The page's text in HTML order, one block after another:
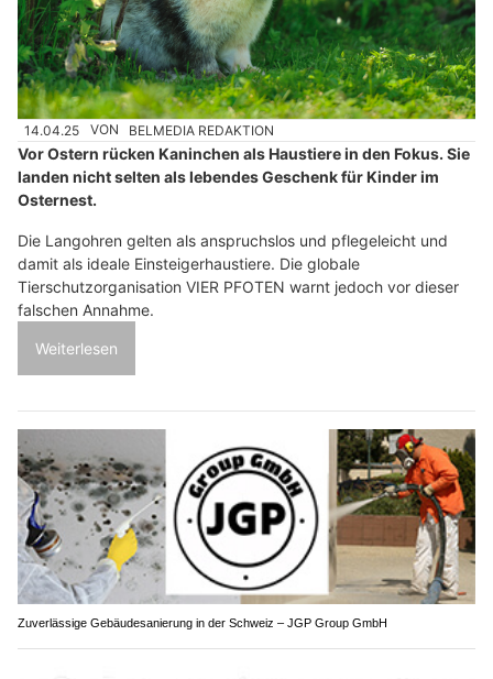
14.04.25 VON BELMEDIA REDAKTION
Vor Ostern rücken Kaninchen als Haustiere in den Fokus. Sie
landen nicht selten als lebendes Geschenk für Kinder im
Osternest.
Die Langohren gelten als anspruchslos und pflegeleicht und
damit als ideale Einsteigerhaustiere. Die globale
Tierschutzorganisation VIER PFOTEN warnt jedoch vor dieser
falschen Annahme.
Weiterlesen
Zuverlässige Gebäudesanierung in der Schweiz – JGP Group GmbH